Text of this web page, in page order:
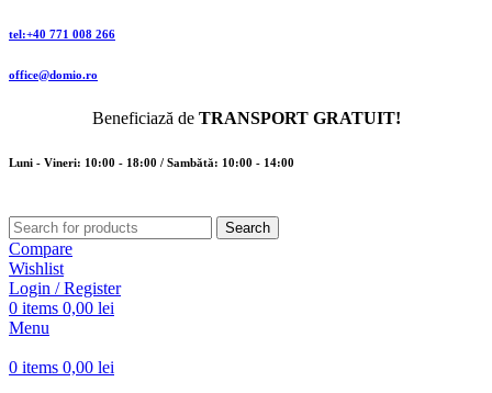
tel:+40 771 008 266
office@domio.ro
Beneficiază de TRANSPORT GRATUIT!
Luni - Vineri: 10:00 - 18:00 / Sambătă: 10:00 - 14:00
Search
Compare
Wishlist
Login / Register
0 items 0,00 lei
Menu
0 items 0,00 lei